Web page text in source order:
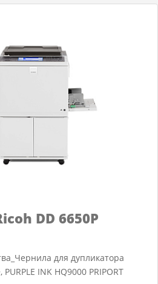
DD 6650P
для дупликатора
INK HQ9000 PRIPORT